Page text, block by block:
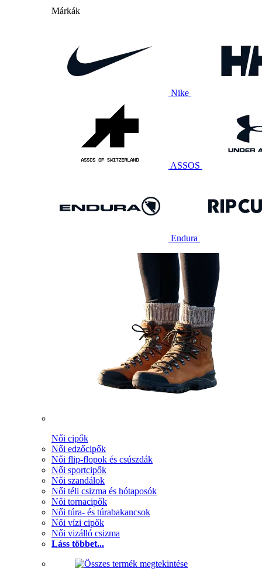
Márkák
Nike
ASSOS
Endura
Női cipők
Női edzőcipők
Női flip-flopok és csúszdák
Női sportcipők
Női szandálok
Női téli csizma és hótaposók
Női tornacipők
Női túra- és túrabakancsok
Női vízi cipők
Női vizálló csizma
Láss többet...